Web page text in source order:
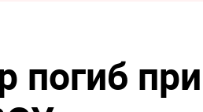
погиб